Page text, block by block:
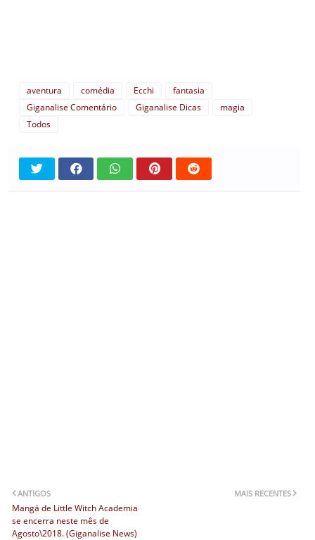
aventura comédia Ecchi
fantasia
Giganalise Comentário
Giganalise Dicas
magia
Todos
MAIS RECENTES
ANTIGOS
Mangá de Little Witch Academia
se encerra neste mês de
Agosto\2018. (Giganalise News)